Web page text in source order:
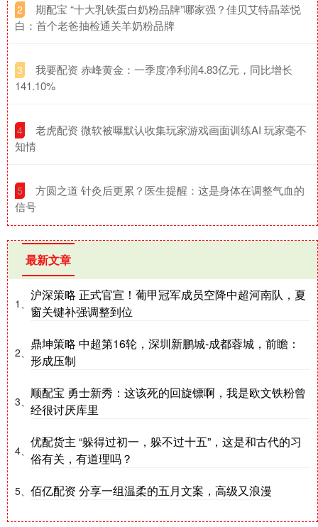
2
​期配宝 “十大乳铁蛋白奶粉品牌”哪家强？佳贝艾特晶萃悦
白：首个老爸抽检通关羊奶粉品牌
3
​我要配资 赤峰黄金：一季度净利润4.83亿元，同比增长
141.10%
4
​老虎配资 微软被曝默认收集玩家游戏画面训练AI 玩家毫不
知情
5
​方圆之道 针灸后更累？医生提醒：这是身体在调整气血的
信号
最新文章
1、
沪深策略 正式官宣！葡甲冠军成员空降中超河南队，夏
窗关键补强调整到位
2、
鼎坤策略 中超第16轮，深圳新鹏城-成都蓉城，前瞻：
形成压制
3、
顺配宝 勇士新秀：这该死的回旋镖啊，我是欧文铁粉曾
经很讨厌库里
4、
优配货主 “躲得过初一，躲不过十五”，这是和古代的习
俗有关，有道理吗？
5、 佰亿配资 分享一组温柔的五月文案，高级又浪漫